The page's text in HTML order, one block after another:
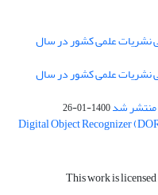
نشریات علمی کشور در سال
نشریات علمی کشور در سال
1400-01-26
This work is